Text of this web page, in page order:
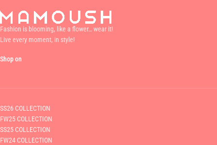
Fashion is blooming, like a flower… wear it!
Live every moment, in style!
Shop on
SS26 COLLECTION
FW25 COLLECTION
SS25 COLLECTION
FW24 COLLECTION